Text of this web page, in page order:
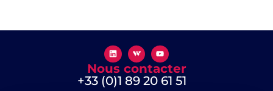
Nous contacter
+33 (0)1 89 20 61 51